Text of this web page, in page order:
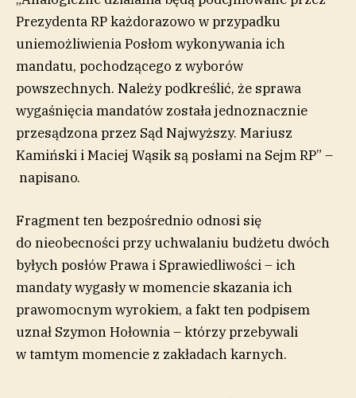
Prezydenta RP każdorazowo w przypadku
uniemożliwienia Posłom wykonywania ich
mandatu, pochodzącego z wyborów
powszechnych. Należy podkreślić, że sprawa
wygaśnięcia mandatów została jednoznacznie
przesądzona przez Sąd Najwyższy. Mariusz
Kamiński i Maciej Wąsik są posłami na Sejm RP” –
napisano.
Fragment ten bezpośrednio odnosi się
do nieobecności przy uchwalaniu budżetu dwóch
byłych posłów Prawa i Sprawiedliwości – ich
mandaty wygasły w momencie skazania ich
prawomocnym wyrokiem, a fakt ten podpisem
uznał Szymon Hołownia – którzy przebywali
w tamtym momencie z zakładach karnych.